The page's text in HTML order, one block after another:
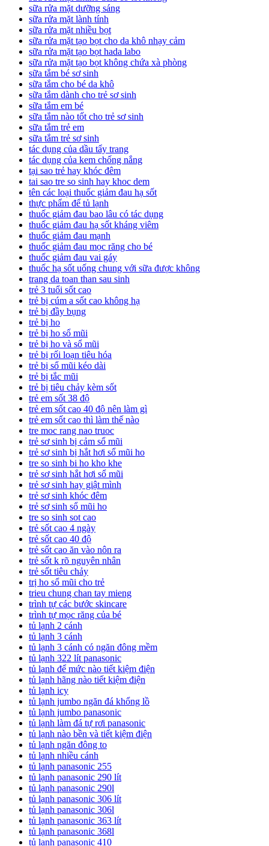
sữa rửa mặt dưỡng sáng
sữa rửa mặt lành tính
sữa rửa mặt nhiều bọt
sữa rửa mặt tạo bọt cho da khô nhạy cảm
sữa rửa mặt tạo bọt hada labo
sữa rửa mặt tạo bọt không chứa xà phòng
sữa tắm bé sơ sinh
sữa tắm cho bé da khô
sữa tắm dành cho trẻ sơ sinh
sữa tắm em bé
sữa tắm nào tốt cho trẻ sơ sinh
sữa tắm trẻ em
sữa tắm trẻ sơ sinh
tác dụng của dầu tẩy trang
tác dụng của kem chống nắng
tại sao trẻ hay khóc đêm
tai sao tre so sinh hay khoc dem
tên các loại thuốc giảm đau hạ sốt
thực phẩm để tủ lạnh
thuốc giảm đau bao lâu có tác dụng
thuốc giảm đau hạ sốt kháng viêm
thuốc giảm đau mạnh
thuốc giảm đau mọc răng cho bé
thuốc giảm đau vai gáy
thuốc hạ sốt uống chung với sữa được không
trang da toan than sau sinh
trẻ 3 tuổi sốt cao
trẻ bị cúm a sốt cao không hạ
trẻ bị đầy bụng
trẻ bị ho
trẻ bị ho sổ mũi
trẻ bị ho và sổ mũi
trẻ bị rối loạn tiêu hóa
trẻ bị sổ mũi kéo dài
trẻ bị tắc mũi
trẻ bị tiêu chảy kèm sốt
trẻ em sốt 38 độ
trẻ em sốt cao 40 độ nên làm gì
trẻ em sốt cao thì làm thế nào
tre moc rang nao truoc
trẻ sơ sinh bị cảm sổ mũi
trẻ sơ sinh bị hắt hơi sổ mũi ho
tre so sinh bi ho kho khe
trẻ sơ sinh hắt hơi sổ mũi
trẻ sơ sinh hay giật mình
trẻ sơ sinh khóc đêm
trẻ sơ sinh sổ mũi ho
tre so sinh sot cao
trẻ sốt cao 4 ngày
trẻ sốt cao 40 độ
trẻ sốt cao ăn vào nôn ra
trẻ sốt k rõ nguyên nhân
trẻ sốt tiêu chảy
trị ho sổ mũi cho trẻ
trieu chung chan tay mieng
trình tự các bước skincare
trình tự mọc răng của bé
tủ lạnh 2 cánh
tủ lạnh 3 cánh
tủ lạnh 3 cánh có ngăn đông mềm
tủ lạnh 322 lít panasonic
tủ lạnh để mức nào tiết kiệm điện
tủ lạnh hãng nào tiết kiệm điện
tủ lạnh icy
tủ lạnh jumbo ngăn đá khổng lồ
tủ lạnh jumbo panasonic
tủ lạnh làm đá tự rơi panasonic
tủ lạnh nào bền và tiết kiệm điện
tủ lạnh ngăn đông to
tủ lạnh nhiều cánh
tủ lạnh panasonic 255
tủ lạnh panasonic 290 lít
tủ lạnh panasonic 290l
tủ lạnh panasonic 306 lít
tủ lạnh panasonic 306l
tủ lạnh panasonic 363 lít
tủ lạnh panasonic 368l
tủ lạnh panasonic 410